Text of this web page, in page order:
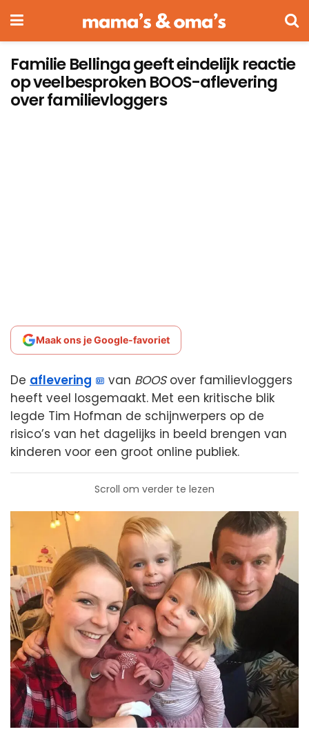
Familie Bellinga geeft eindelijk reactie
op veelbesproken BOOS-aflevering
over familievloggers
Maak ons je Google-favoriet
De aflevering van BOOSover familievloggers
heeft veel losgemaakt. Met een kritische blik
legde Tim Hofman de schijnwerpers op de
risico’s van het dagelijks in beeld brengen van
kinderen voor een groot online publiek.
Scroll om verder te lezen